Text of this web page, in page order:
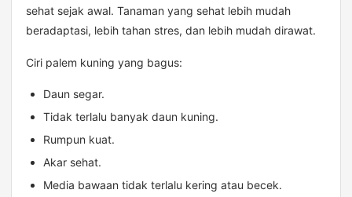
sehat sejak awal. Tanaman yang sehat lebih mudah
beradaptasi, lebih tahan stres, dan lebih mudah dirawat.
Ciri palem kuning yang bagus:
Daun segar.
Tidak terlalu banyak daun kuning.
Rumpun kuat.
Akar sehat.
Media bawaan tidak terlalu kering atau becek.